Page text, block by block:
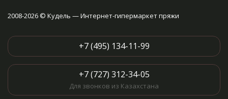
2008-2026 © Кудель — Интернет-гипермаркет пряжи
+7 (495) 134-11-99
+7 (727) 312-34-05
Для звонков из Казахстана